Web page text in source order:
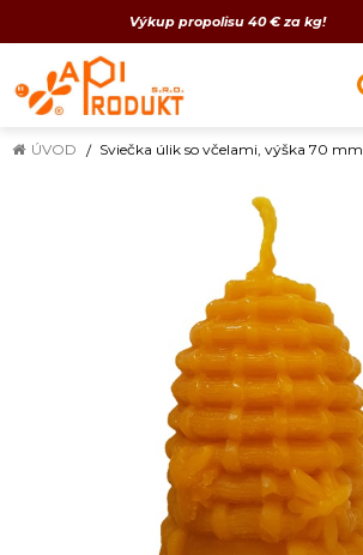
Výkup propolisu 40 € za kg!
ÚVOD Sviečka úlik so včelami, výška 70 mm